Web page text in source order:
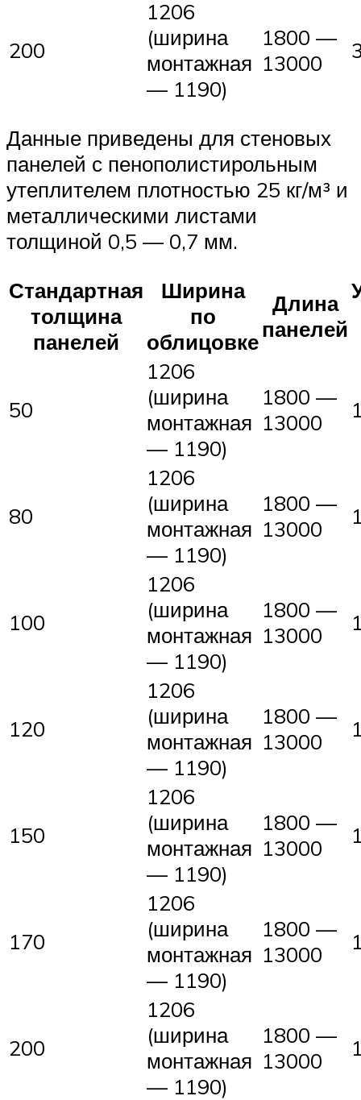
200
1206
(ширина
монтажная
— 1190)
1800 —
13000
Данные приведены для стеновых
панелей с пенополистирольным
утеплителем плотностью 25 кг/м³ и
металлическими листами
толщиной 0,5 — 0,7 мм.
Стандартная
толщина
панелей
Ширина
по
облицовке
Длина
панелей
50
1206
(ширина
монтажная
— 1190)
1800 —
13000
80
1206
(ширина
монтажная
— 1190)
1800 —
13000
100
1206
(ширина
монтажная
— 1190)
1800 —
13000
120
1206
(ширина
монтажная
— 1190)
1800 —
13000
150
1206
(ширина
монтажная
— 1190)
1800 —
13000
170
1206
(ширина
монтажная
— 1190)
1800 —
13000
200
1206
(ширина
монтажная
— 1190)
1800 —
13000